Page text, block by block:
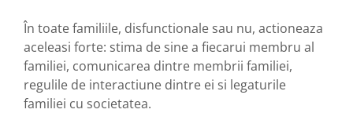
În toate familiile, disfunctionale sau nu, actioneaza
aceleasi forte: stima de sine a fiecarui membru al
familiei, comunicarea dintre membrii familiei,
regulile de interactiune dintre ei si legaturile
familiei cu societatea.